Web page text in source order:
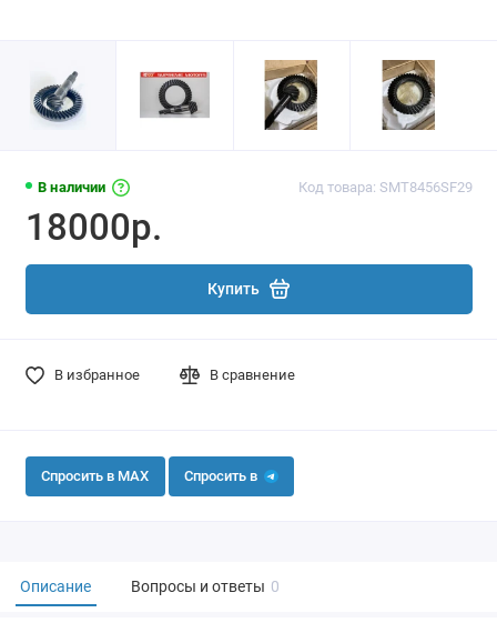
В наличии Код товара: SMT8456SF29
18000р.
Купить
В избранное В сравнение
Спросить в MAX Спросить в
Описание Вопросы и ответы 0